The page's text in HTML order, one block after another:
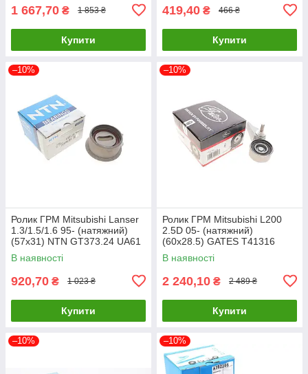
1 667,70 ₴ 1 853 ₴
Купити
419,40 ₴ 466 ₴
Купити
–10%
Ролик ГРМ Mitsubishi Lanser
1.3/1.5/1.6 95- (натяжний)
(57x31) NTN GT373.24 UA61
В наявності
920,70 ₴ 1 023 ₴
Купити
–10%
Ролик ГРМ Mitsubishi L200
2.5D 05- (натяжний)
(60х28.5) GATES T41316
UA61
В наявності
2 240,10 ₴ 2 489 ₴
Купити
–10% –10%